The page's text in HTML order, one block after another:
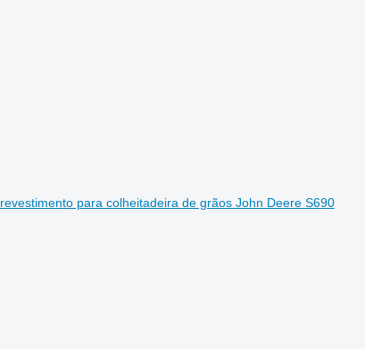
revestimento para colheitadeira de grãos John Deere S690